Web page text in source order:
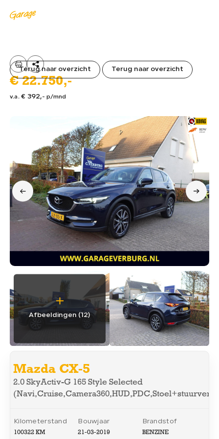
MENU
013-5053085
AANBOD
03.DIENSTEN
04. WERKPLAATS
OVER ONS
06.VERKOCHT
07.CONTACT
Terug naar overzicht Terug naar overzicht
€ 22.750,-
v.a.€ 392,- p/mnd
Afbeeldingen (12)
Mazda CX-5
2.0 SkyActiv-G 165 Style Selected
Kilometerstand
100322 KM
Bouwjaar
21-03-2019
Brandstof
BENZINE